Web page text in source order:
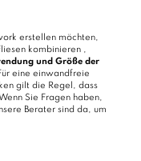
erstellen möchten,
kombinieren ,
und Größe der
eine einwandfreie
gilt die Regel, dass
Sie Fragen haben,
Berater sind da, um